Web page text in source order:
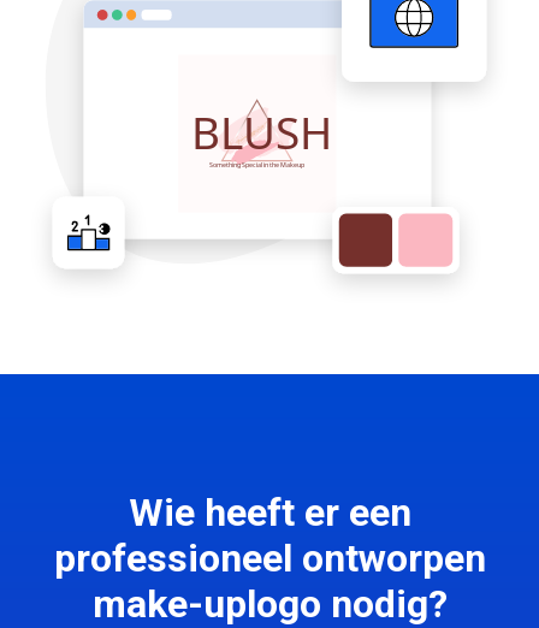
Wie heeft er een
professioneel ontworpen
make-uplogo nodig?